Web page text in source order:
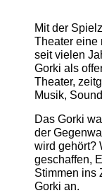
Mit der
Theater eine
seit vielen
Gorki als
Theater,
Musik,
Das Gorki
der
wird gehört?
geschaffen,
Stimmen ins
Gorki an.